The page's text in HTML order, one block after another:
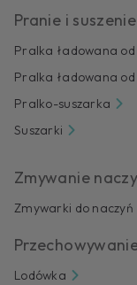
Pranie i suszenie
Pralka ładowana
Pralka ładowana
Pralko-suszarka
Suszarki
Zmywanie
Zmywarki do naczyń
Lodówka